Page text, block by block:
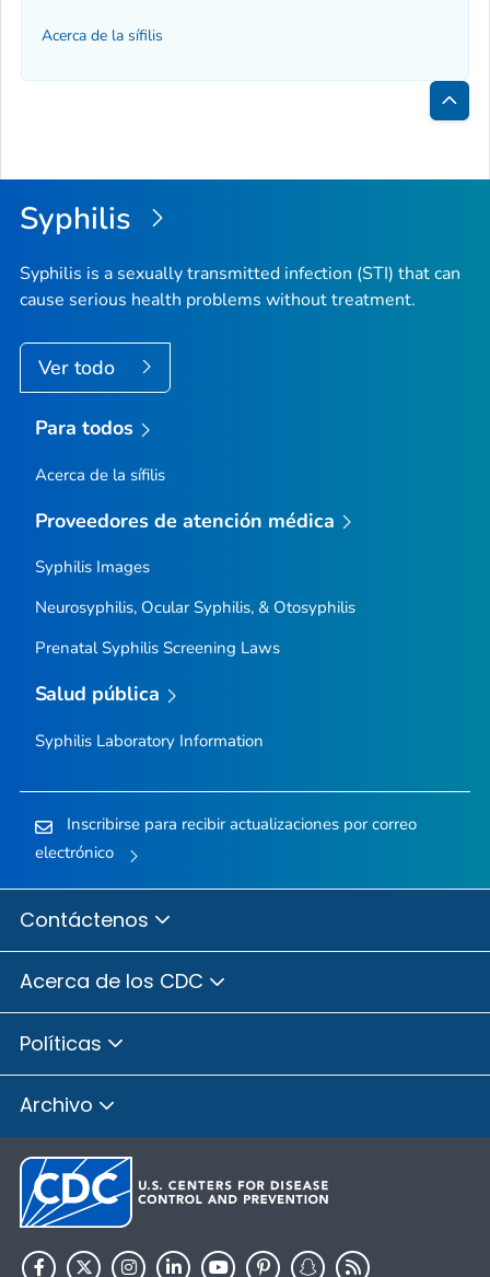
Acerca de la sífilis
la
Syphilis
Syphilis is a sexually transmitted infection (STI) that can
cause serious health problems without treatment.
Ver todo
Para todos
Acerca de la sífilis
Proveedores de atención médica
Syphilis Images
Neurosyphilis, Ocular Syphilis, & Otosyphilis
Prenatal Syphilis Screening Laws
Salud pública
Syphilis Laboratory Information
Inscribirse para recibir actualizaciones por correo
electrónico
Contáctenos
Acerca de los CDC
Políticas
Archivo